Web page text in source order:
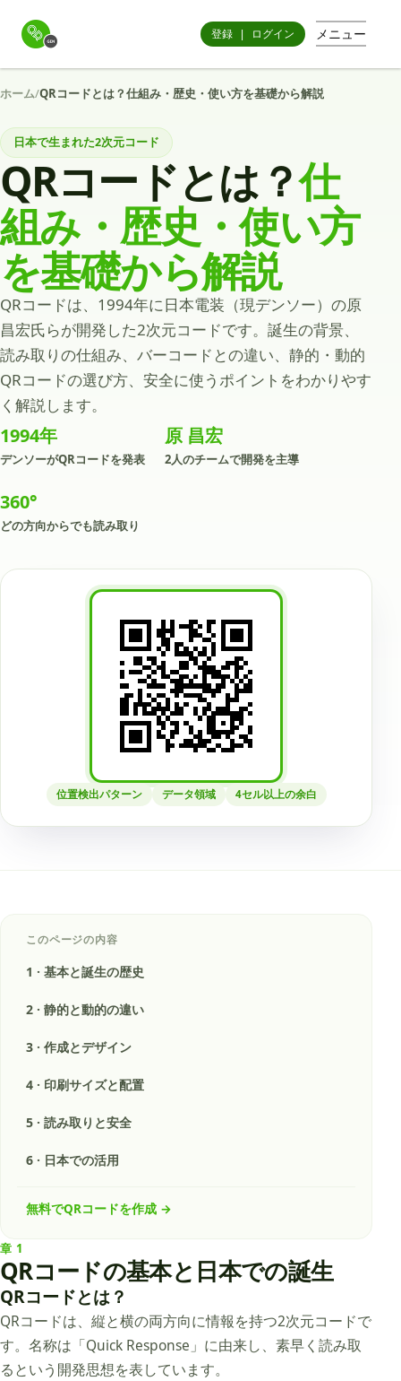
登録 ログイン メニュー
ホーム/QRコードとは？仕組み・歴史・使い方を基礎から解説
日本で生まれた2次元コード
QRコードとは？仕
組み・歴史・使い方
を基礎から解説
QRコードは、1994年に日本電装（現デンソー）の原
昌宏氏らが開発した2次元コードです。誕生の背景、
読み取りの仕組み、バーコードとの違い、静的・動的
QRコードの選び方、安全に使うポイントをわかりやす
く解説します。
1994年
デンソーがQRコードを発表
原 昌宏
2人のチームで開発を主導
360°
どの方向からでも読み取り
位置検出パターン データ領域 4セル以上の余白
このページの内容
1 · 基本と誕生の歴史
2 · 静的と動的の違い
3 · 作成とデザイン
4 · 印刷サイズと配置
5 · 読み取りと安全
6 · 日本での活用
無料でQRコードを作成 →
章 1
QRコードの基本と日本での誕生
QRコードとは？
QRコードは、縦と横の両方向に情報を持つ2次元コードで
す。名称は「Quick Response」に由来し、素早く読み取
るという開発思想を表しています。